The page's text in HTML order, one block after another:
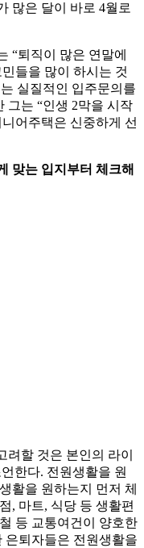
많은 달이 바로 4월로
“퇴직이 많은 연말에
들을 많이 하시는 것
실질적인 입주문의를
그는 “인생 2막을 시작
어주택은 신중하게 선
맞는 입지부터 체크해
려할 것은 본인의 라이
한다. 전원생활을 원
활을 원하는지 먼저 체
, 마트, 식당 등 생활편
등 교통여건이 양호한
은퇴자들은 전원생활을